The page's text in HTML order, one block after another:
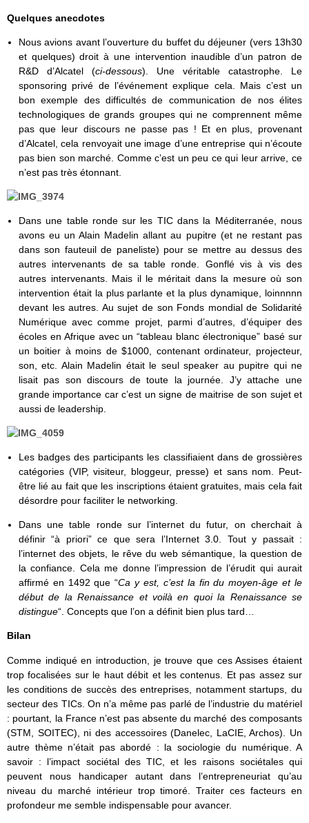
Quelques anecdotes
Nous avions avant l’ouverture du buffet du déjeuner (vers 13h30
et quelques) droit à une intervention inaudible d’un patron de
R&D d’Alcatel (ci-dessous). Une véritable catastrophe. Le
sponsoring privé de l’événement explique cela. Mais c’est un
bon exemple des difficultés de communication de nos élites
technologiques de grands groupes qui ne comprennent même
pas que leur discours ne passe pas ! Et en plus, provenant
d’Alcatel, cela renvoyait une image d’une entreprise qui n’écoute
pas bien son marché. Comme c’est un peu ce qui leur arrive, ce
n’est pas très étonnant.
Dans une table ronde sur les TIC dans la Méditerranée, nous
avons eu un Alain Madelin allant au pupitre (et ne restant pas
dans son fauteuil de paneliste) pour se mettre au dessus des
autres intervenants de sa table ronde. Gonflé vis à vis des
autres intervenants. Mais il le méritait dans la mesure où son
intervention était la plus parlante et la plus dynamique, loinnnnn
devant les autres. Au sujet de son Fonds mondial de Solidarité
Numérique avec comme projet, parmi d’autres, d’équiper des
écoles en Afrique avec un “tableau blanc électronique” basé sur
un boitier à moins de $1000, contenant ordinateur, projecteur,
son, etc. Alain Madelin était le seul speaker au pupitre qui ne
lisait pas son discours de toute la journée. J’y attache une
grande importance car c’est un signe de maitrise de son sujet et
aussi de leadership.
Les badges des participants les classifiaient dans de grossières
catégories (VIP, visiteur, bloggeur, presse) et sans nom. Peut-
être lié au fait que les inscriptions étaient gratuites, mais cela fait
désordre pour faciliter le networking.
Dans une table ronde sur l’internet du futur, on cherchait à
définir “à priori” ce que sera l’Internet 3.0. Tout y passait :
l’internet des objets, le rêve du web sémantique, la question de
la confiance. Cela me donne l’impression de l’érudit qui aurait
affirmé en 1492 que “Ca y est, c’est la fin du moyen-âge et le
début de la Renaissance et voilà en quoi la Renaissance se
distingue“. Concepts que l’on a définit bien plus tard…
Bilan
Comme indiqué en introduction, je trouve que ces Assises étaient
trop focalisées sur le haut débit et les contenus. Et pas assez sur
les conditions de succès des entreprises, notamment startups, du
secteur des TICs. On n’a même pas parlé de l’industrie du matériel
: pourtant, la France n’est pas absente du marché des composants
(STM, SOITEC), ni des accessoires (Danelec, LaCIE, Archos). Un
autre thème n’était pas abordé : la sociologie du numérique. A
savoir : l’impact sociétal des TIC, et les raisons sociétales qui
peuvent nous handicaper autant dans l’entrepreneuriat qu’au
niveau du marché intérieur trop timoré. Traiter ces facteurs en
profondeur me semble indispensable pour avancer.